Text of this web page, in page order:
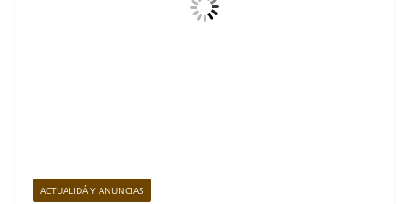
ACTUALIDÁ Y ANUNCIAS